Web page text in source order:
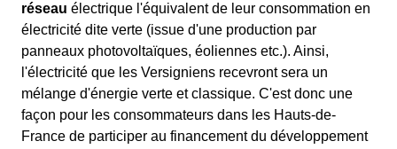
réseau électrique l'équivalent de leur consommation en
électricité dite verte (issue d'une production par
panneaux photovoltaïques, éoliennes etc.). Ainsi,
l'électricité que les Versigniens recevront sera un
mélange d'énergie verte et classique. C'est donc une
façon pour les consommateurs dans les Hauts-de-
France de participer au financement du développement